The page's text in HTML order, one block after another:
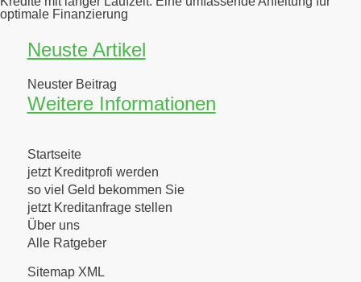
optimale Finanzierung
Neuste Artikel
Neuster Beitrag
Weitere Informationen
Startseite
jetzt Kreditprofi werden
so viel Geld bekommen Sie
jetzt Kreditanfrage stellen
Über uns
Alle Ratgeber
Sitemap XML